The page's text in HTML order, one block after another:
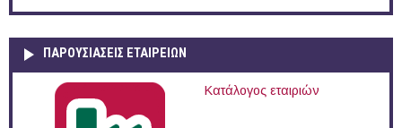
ΠΑΡΟΥΣΙΆΣΕΙΣ ΕΤΑΙΡΕΙΏΝ
Κατάλογος εταιριών